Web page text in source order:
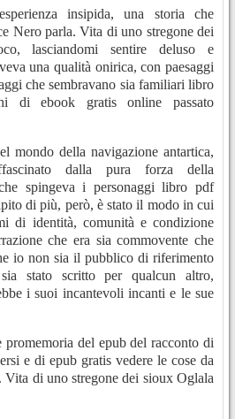
insipida, una storia che
Nero parla. Vita di uno stregone dei
lasciandomi sentire deluso e
una qualità onirica, con paesaggi
che sembravano sia familiari libro
di ebook gratis online passato
mondo della navigazione antartica,
dalla pura forza della
spingeva i personaggi libro pdf
di più, però, è stato il modo in cui
di identità, comunità e condizione
che era sia commovente che
io non sia il pubblico di riferimento
stato scritto per qualcun altro,
i suoi incantevoli incanti e le sue
del epub del racconto di
e di epub gratis vedere le cose da
di uno stregone dei sioux Oglala